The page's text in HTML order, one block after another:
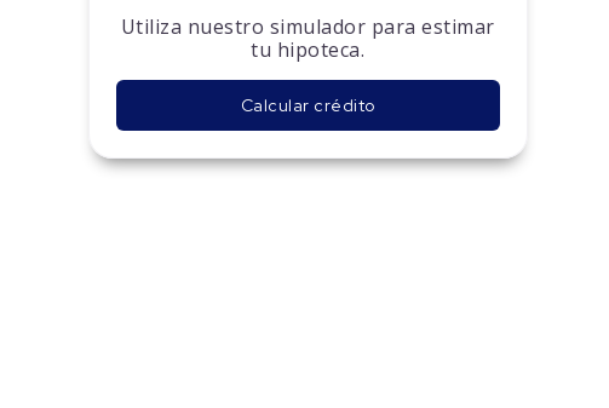
Utiliza nuestro simulador para estimar
tu hipoteca.
Calcular crédito